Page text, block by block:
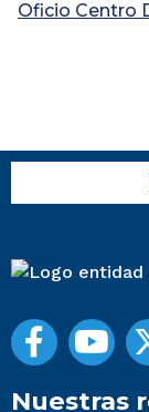
Oficio Centro
Nuestras